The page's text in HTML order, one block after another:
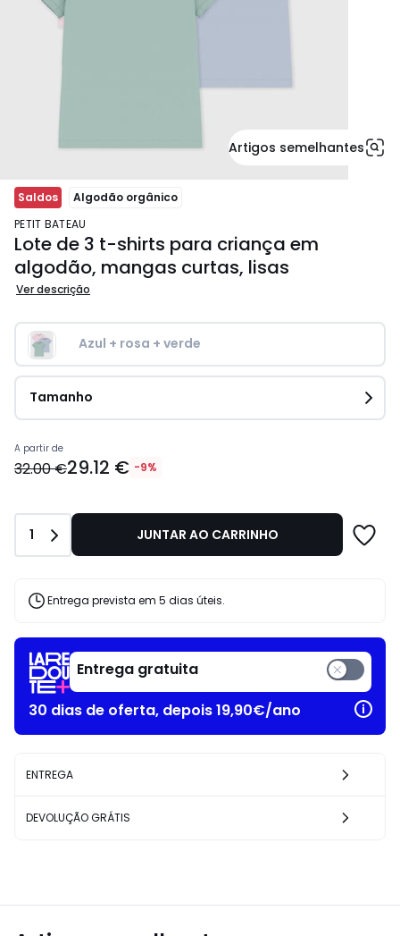
Artigos semelhantes
Saldos
Algodão orgânico
PETIT BATEAU
Lote de 3 t-shirts para criança em
algodão, mangas curtas, lisas
Ver descrição
Azul + rosa + verde
Tamanho
Preço
a
em
de
32.00
9%
desconto
aplicado.
A partir de
32.00 €29.12 € -9%
Quantidade
1 JUNTAR AO CARRINHO
Entrega prevista em 5 dias úteis.
Entrega gratuita
30 dias de oferta, depois 19,90€/ano
ENTREGA
DEVOLUÇÃO GRÁTIS